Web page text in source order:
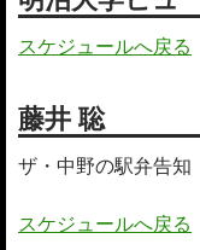
スケジュールへ戻る
藤井 聡
ザ・中野の駅弁告知
スケジュールへ戻る